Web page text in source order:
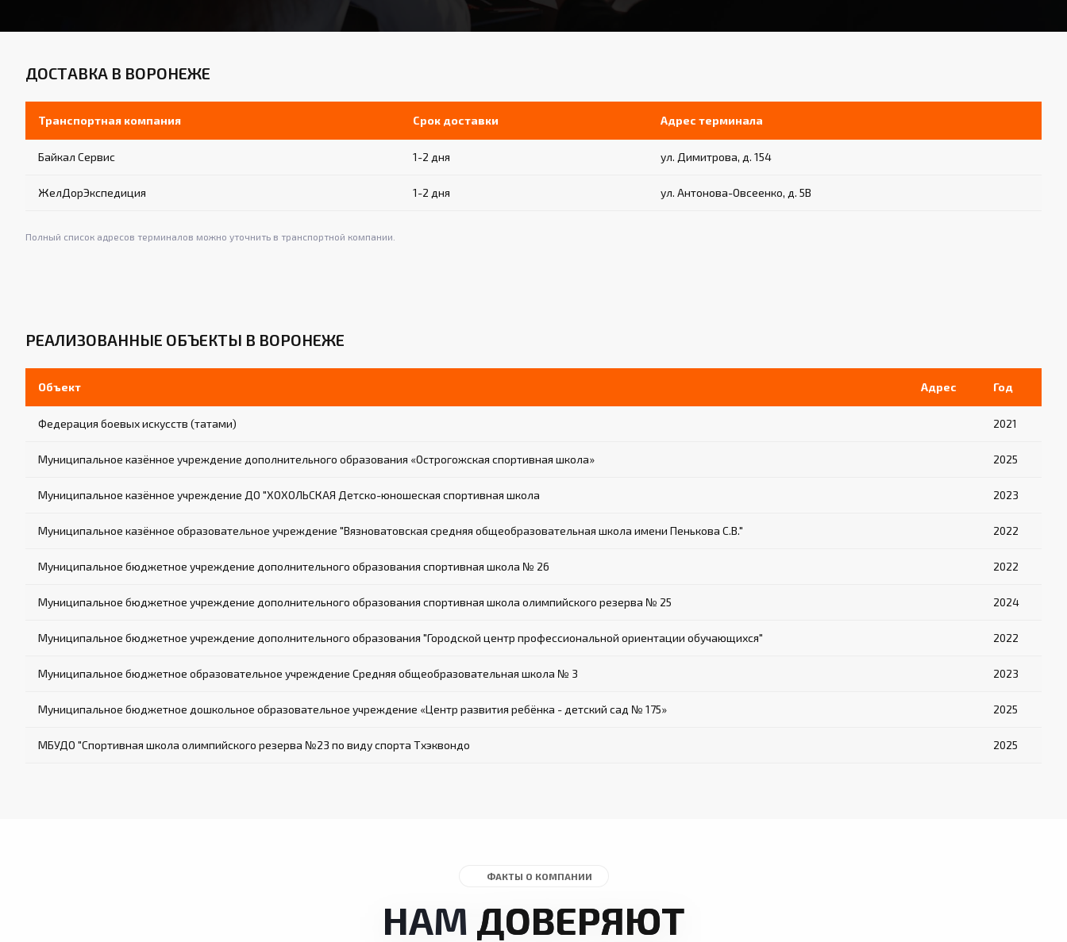
ДОСТАВКА В ВОРОНЕЖЕ
Транспортная компания Срок доставки Адрес терминала
Байкал Сервис 1-2 дня ул. Димитрова, д. 154
ЖелДорЭкспедиция 1-2 дня ул. Антонова-Овсеенко, д. 5В
Полный список адресов терминалов можно уточнить в транспортной компании.
РЕАЛИЗОВАННЫЕ ОБЪЕКТЫ В ВОРОНЕЖЕ
Объект Адрес Год
Федерация боевых искусств (татами) 2021
Муниципальное казённое учреждение дополнительного образования «Острогожская спортивная школа» 2025
Муниципальное казённое учреждение ДО "ХОХОЛЬСКАЯ Детско-юношеская спортивная школа 2023
Муниципальное казённое образовательное учреждение "Вязноватовская средняя общеобразовательная школа имени Пенькова С.В." 2022
Муниципальное бюджетное учреждение дополнительного образования спортивная школа № 26 2022
Муниципальное бюджетное учреждение дополнительного образования спортивная школа олимпийского резерва № 25 2024
Муниципальное бюджетное учреждение дополнительного образования "Городской центр профессиональной ориентации обучающихся" 2022
Муниципальное бюджетное образовательное учреждение Средняя общеобразовательная школа № 3 2023
Муниципальное бюджетное дошкольное образовательное учреждение «Центр развития ребёнка - детский сад № 175» 2025
МБУДО "Спортивная школа олимпийского резерва №23 по виду спорта Тхэквондо 2025
ФАКТЫ О КОМПАНИИ
НАМ ДОВЕРЯЮТ